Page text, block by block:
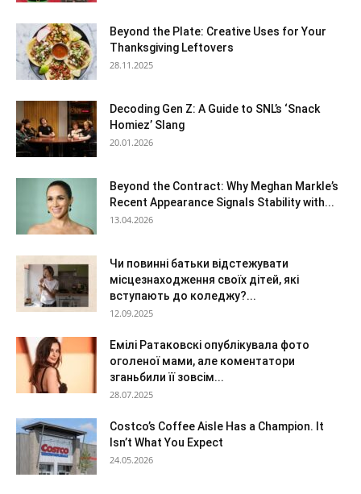
Beyond the Plate: Creative Uses for Your
Thanksgiving Leftovers
28.11.2025
Decoding Gen Z: A Guide to SNL’s ‘Snack
Homiez’ Slang
20.01.2026
Beyond the Contract: Why Meghan Markle’s
Recent Appearance Signals Stability with...
13.04.2026
Чи повинні батьки відстежувати
місцезнаходження своїх дітей, які
вступають до коледжу?...
12.09.2025
Емілі Ратаковскі опублікувала фото
оголеної мами, але коментатори
зганьбили її зовсім...
28.07.2025
Costco’s Coffee Aisle Has a Champion. It
Isn’t What You Expect
24.05.2026